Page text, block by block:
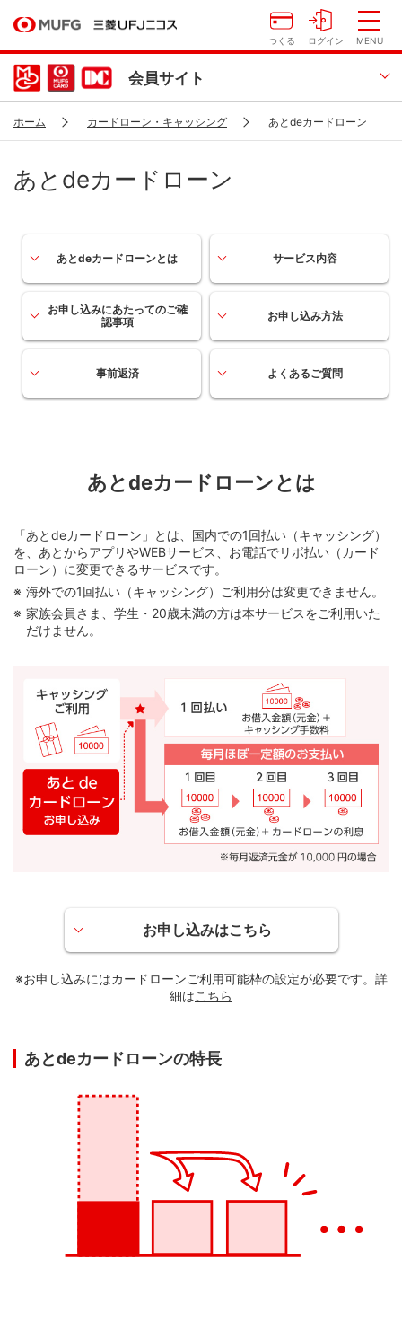
つくる ログイン MENU
会員サイト
ホーム カードローン・キャッシング あとdeカードローン
あとdeカードローン
あとdeカードローンとは サービス内容
お申し込みにあたってのご確
認事項
お申し込み方法
事前返済 よくあるご質問
あとdeカードローンとは
「あとdeカードローン」とは、国内での1回払い（キャッシング）
を、あとからアプリやWEBサービス、お電話でリボ払い（カード
ローン）に変更できるサービスです。
海外での1回払い（キャッシング）ご利用分は変更できません。
家族会員さま、学生・20歳未満の方は本サービスをご利用いた
だけません。
お申し込みはこちら
※お申し込みにはカードローンご利用可能枠の設定が必要です。詳
細はこちら
あとdeカードローンの特長